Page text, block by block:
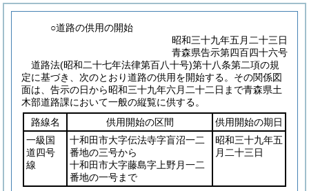
○道路の供用の開始
昭和三十九年五月二十三日
青森県告示第四百四十六号
道路法(昭和二十七年法律第百八十号)第十八条第二項の規
定に基づき、次のとおり道路の供用を開始する。 その関係図
面は、告示の日から昭和三十九年六月二十二日まで青森県土
木部道路課において一般の縦覧に供する。
路線名
供用開始の区間
供用開始の期日
一級国
道四号
線
十和田市大字伝法寺字盲沼一二
番地の三号から
十和田市大字藤島字上野月一二
番地の一号まで
昭和三十九年五
月二十三日